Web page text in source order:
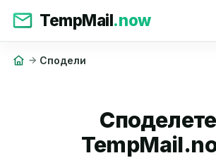
TempMail.now
Сподели
Споделете